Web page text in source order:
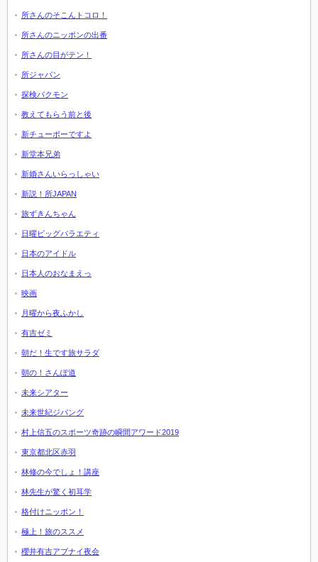
所さんのそこんトコロ！
所さんのニッポンの出番
所さんの目がテン！
所ジャパン
探検バクモン
教えてもらう前と後
新チューボーですよ
新堂本兄弟
新婚さんいらっしゃい
新説！所JAPAN
旅ずきんちゃん
日曜ビッグバラエティ
日本のアイドル
日本人のおなまえっ
映画
月曜から夜ふかし
有吉ゼミ
朝だ！生です旅サラダ
朝の！さんぽ道
未来シアター
未来世紀ジパング
村上信五のスポーツ奇跡の瞬間アワード2019
東京都北区赤羽
林修の今でしょ！講座
林先生が驚く初耳学
格付けニッポン！
極上！旅のススメ
櫻井有吉アブナイ夜会